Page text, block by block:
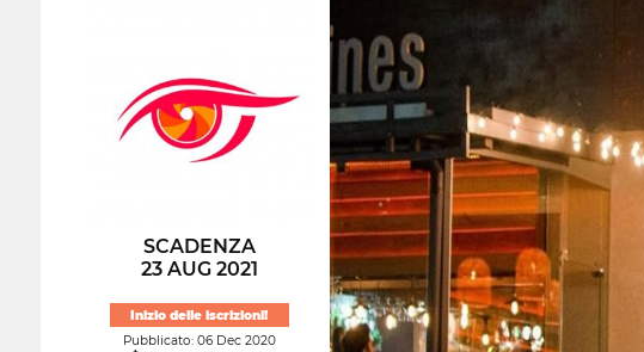
SCADENZA
23 AUG 2021
Inizio delle iscrizioni!
Pubblicato: 06 Dec 2020